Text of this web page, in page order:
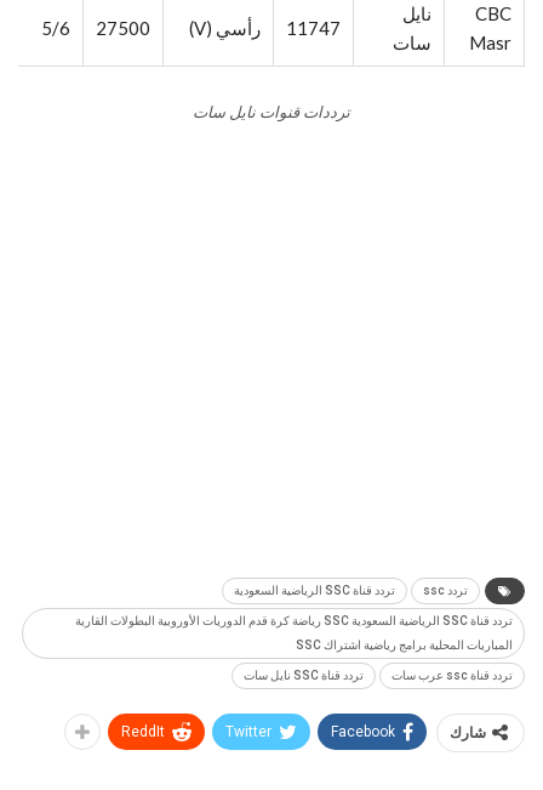
CBC
Masr
نايل
سات
11747 رأسي (V) 27500
5/6
ترددات قنوات نايل سات
تردد ssc تردد قناة SSC الرياضية السعودية
تردد قناة SSC الرياضية السعودية SSC رياضة كرة قدم الدوريات الأوروبية البطولات القارية
المباريات المحلية برامج رياضية اشتراك SSC
تردد قناة ssc عرب سات تردد قناة SSC نايل سات
شارك Facebook
Twitter
ReddIt